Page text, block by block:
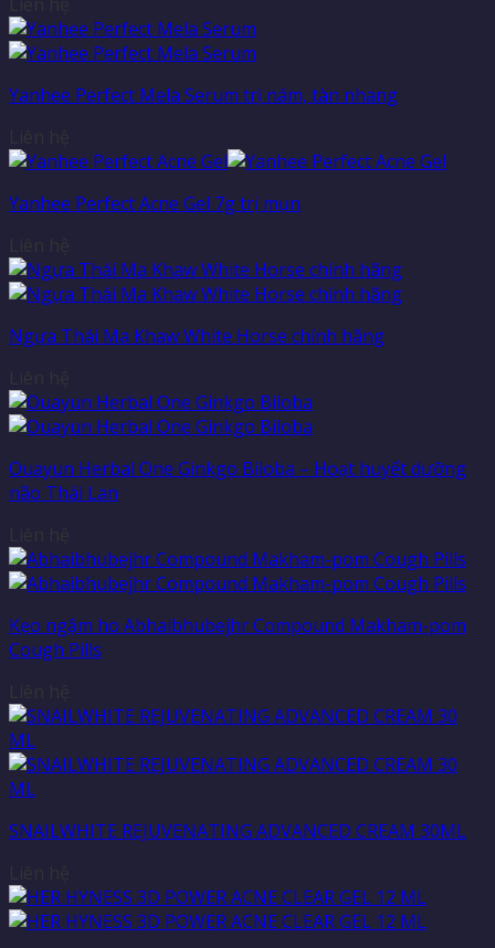
Yanhee Perfect Mela Serum trị nám, tàn nhang
Yanhee Perfect Acne Gel 7g trị mụn
Ngựa Thái Ma Khaw White Horse chính hãng
Ouayun Herbal One Ginkgo Biloba – Hoạt huyết dưỡng
não Thái Lan
Kẹo ngậm ho Abhaibhubejhr Compound Makham-pom
Cough Pills
SNAILWHITE REJUVENATING ADVANCED CREAM 30ML